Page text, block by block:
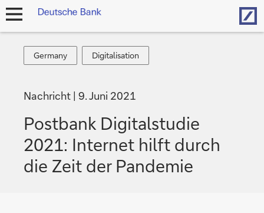
Navigation
Germany
Germany
Digitalisation
Digitalisation
Nachricht 9. Juni 2021
Postbank Digitalstudie
2021: Internet hilft durch
die Zeit der Pandemie